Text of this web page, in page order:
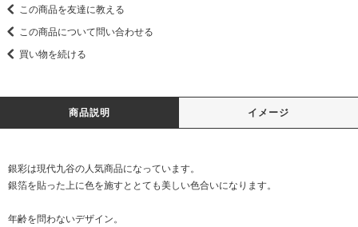
この商品を友達に教える
この商品について問い合わせる
買い物を続ける
商品説明 イメージ
銀彩は現代九谷の人気商品になっています。
銀箔を貼った上に色を施すととても美しい色合いになります。
年齢を問わないデザイン。